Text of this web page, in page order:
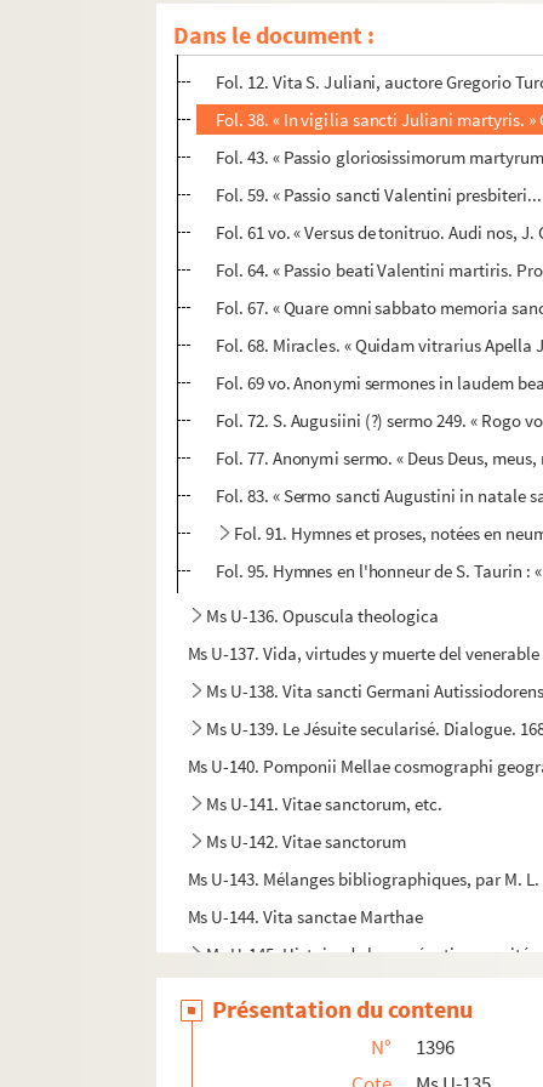
Dans le document :
Fol. 2. Anonymi commentarius in
Fol. 12. Vita S. Juliani, auctore Gregorio
Fol. 38. « In vigilia sancti Juliani martyris. »
Fol. 43. « Passio gloriosissimorum
Fol. 59. « Passio sancti Valentini
Fol. 61 vo. « Versus de tonitruo. Audi nos, J.
Fol. 64. « Passio beati Valentini martiris.
Fol. 67. « Quare omni sabbato memoria
Fol. 68. Miracles. « Quidam vitrarius
Fol. 69 vo. Anonymi sermones in laudem
Fol. 72. S. Augusiini (?) sermo 249. «
Fol. 77. Anonymi sermo. « Deus Deus,
Fol. 83. « Sermo sancti Augustini in
Fol. 91. Hymnes et proses, notées en
Fol. 95. Hymnes en l'honneur de S. Taurin :
Ms U-136. Opuscula theologica
Ms U-137. Vida, virtudes y muerte del
Ms U-138. Vita sancti Germani
Ms U-139. Le Jésuite secularisé. Dialogue.
Ms U-140. Pomponii Mellae cosmographi
Ms U-141. Vitae sanctorum, etc.
Ms U-142. Vitae sanctorum
Ms U-143. Mélanges bibliographiques, par M.
Ms U-144. Vita sanctae Marthae
Ms U-145. Histoire de la persécution
Ms U-147. Estat et menu général de la
Présentation du contenu
N°
1396